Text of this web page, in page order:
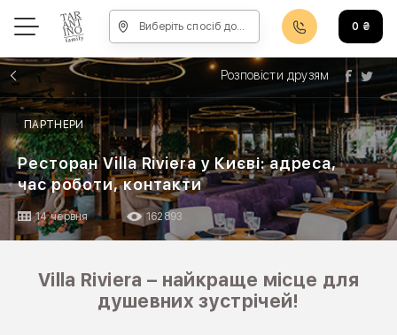
Виберіть спосіб доставки, щоб зробити замовлення 0 ₴
Розповісти друзям
ПАРТНЕРИ
Ресторан Villa Riviera у Києві: адреса,
час роботи, контакти
14 червня 162893
Villa Riviera – найкраще місце для
душевних зустрічей!